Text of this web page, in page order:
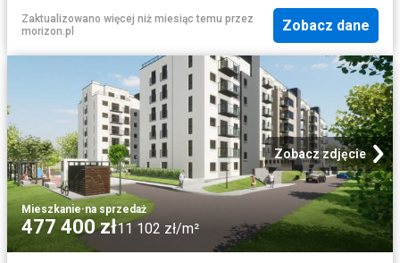
Zaktualizowano więcej niż miesiąc temu przez
morizon.pl
Zobacz dane
Zobacz zdjęcie
Mieszkanie·na sprzedaż
477 400 zł11 102 zł/m²